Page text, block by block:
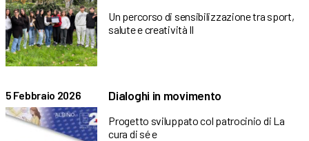
Un percorso di sensibilizzazione tra sport,
salute e creatività Il
5 Febbraio 2026 Dialoghi in movimento
Progetto sviluppato col patrocinio di La
cura di sé e